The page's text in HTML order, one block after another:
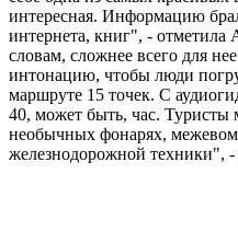
интересная. Информацию
интернета, книг", - отметила
словам, сложнее всего для
интонацию, чтобы люди
маршруте 15 точек. С
40, может быть, час. Туристы
необычных фонарях, межевом
железнодорожной техники", -